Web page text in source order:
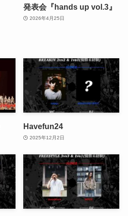
発表会『hands up vol.3』
2026年4月25日
Havefun24
2025年12月2日